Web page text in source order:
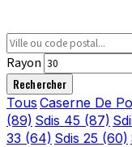
Rayon
Rechercher
Tous Caserne De
(89) Sdis 45 (87)
33 (64) Sdis 25 (60)